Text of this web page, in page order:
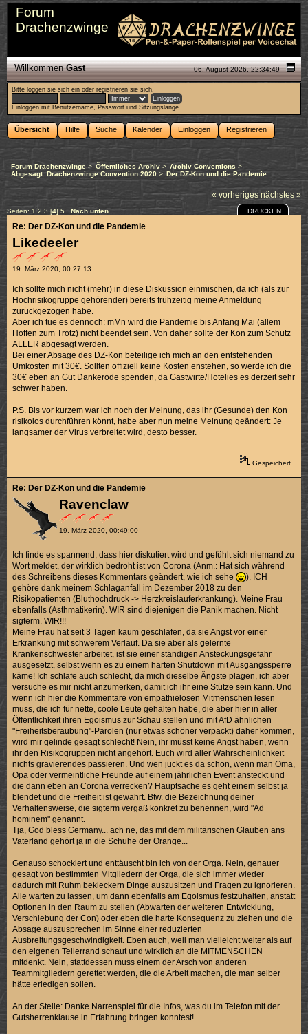
Forum
Drachenzwinge
06. August 2026, 22:34:49
WillkommenGast
Bitte loggen sie sich ein oderregistrieren sie sich.
Einloggen mit Benutzername, Passwort und Sitzungslänge
Übersicht Hilfe Suche Kalender Einloggen Registrieren
Forum Drachenzwinge > Öffentliches Archiv> Archiv Conventions >
Abgesagt: Drachenzwinge Convention 2020 > Der DZ-Kon und die Pandemie
« vorheriges nächstes »
Seiten: 1 2 3 [4] 5 Nach unten DRUCKEN
Likedeeler
19. März 2020, 00:27:13
Re: Der DZ-Kon und die Pandemie
Ich sollte mich nicht (mehr) in diese Diskussion einmischen, da ich (als zur
Hochrisikogruppe gehörender) bereits frühzeitig meine Anmeldung
zurückgezogen habe.
Aber ich tue es dennoch: mMn wird die Pandemie bis Anfang Mai (allem
Hoffen zum Trotz) nicht beendet sein. Von daher sollte der Kon zum Schutz
ALLER abgesagt werden.
Bei einer Absage des DZ-Kon beteilige ich mich an den entstehenden
Umkosten mit 30€. Sollten offiziell keine Kosten enstehen, so werde ich die
30€ eben an Gut Dankerode spenden, da Gastwirte/Hotelies es derzeit sehr
schwer haben.
P.S. Bis vor kurzem war ich noch der Meinung, das ihr (Gesunde) den Kon
risikolos durchführen könnt, habe aber nun meine Meinung geändert: Je
langsamer der Virus verbreitet wird, desto besser.
Gespeichert
Ravenclaw
19. März 2020, 00:49:00
Re: Der DZ-Kon und die Pandemie
Ich finde es spannend, dass hier diskutiert wird und gefühlt sich niemand zu
Wort meldet, der wirklich bedroht ist von Corona (Anm.: Hat sich während
des Schreibens dieses Kommentars geändert, wie ich sehe
). ICH
gehöre dank meinem Schlaganfall im Dezember 2018 zu den
Risikopatienten (Bluthochdruck -> Herzkreislauferkrankung). Meine Frau
ebenfalls (Asthmatikerin). WIR sind diejenigen die Panik machen. Nicht
sigterm. WIR!!!
Meine Frau hat seit 3 Tagen kaum geschlafen, da sie Angst vor einer
Erkrankung mit schwerem Verlauf. Da sie aber als gelernte
Krankenschwester arbeitet, ist sie einer ständigen Ansteckungsgefahr
ausgesetzt, selbst wenn es zu einem harten Shutdown mit Ausgangssperre
käme! Ich schlafe auch schlecht, da mich dieselbe Ängste plagen, ich aber
versuche es mir nicht anzumerken, damit ich ihr eine Stütze sein kann. Und
wenn ich hier die Kommentare von empathielosen Mitmenschen lesen
muss, die ich für nette, coole Leute gehalten habe, die aber hier in aller
Öffentlichkeit ihren Egoismus zur Schau stellen und mit AfD ähnlichen
"Freiheitsberaubung"-Parolen (nur etwas schöner verpackt) daher kommen,
wird mir gelinde gesagt schlecht! Nein, ihr müsst keine Angst haben, wenn
ihr den Risikogruppen nicht angehört. Euch wird aller Wahrscheinlichkeit
nichts gravierendes passieren. Und wen juckt es da schon, wenn man Oma,
Opa oder vermeintliche Freunde auf einem jährlichen Event ansteckt und
die dann eben an Corona verrecken? Hauptsache es geht einem selbst ja
blendet und die Freiheit ist gewahrt. Btw. die Bezeichnung deiner
Verhaltensweise, die sigterm vergaß konkret zu benennen, wird "Ad
hominem" genannt.
Tja, God bless Germany... ach ne, das mit dem militärischen Glauben ans
Vaterland gehört ja in die Schuhe der Orange...
Genauso schockiert und enttäuscht bin ich von der Orga. Nein, genauer
gesagt von bestimmten Mitgliedern der Orga, die sich immer wieder
dadurch mit Ruhm bekleckern Dinge auszusitzen und Fragen zu ignorieren.
Alle warten zu lassen, um dann ebenfalls am Egoismus festzuhalten, anstatt
Optionen in den Raum zu stellen (Abwarten der weiteren Entwicklung,
Verschiebung der Con) oder eben die harte Konsequenz zu ziehen und die
Absage auszusprechen im Sinne einer reduzierten
Ausbreitungsgeschwindigkeit. Eben auch, weil man vielleicht weiter als auf
den eigenen Tellerrand schaut und wirklich an die MITMENSCHEN
mitdenkt. Nein, stattdessen muss einem der Arsch von anderen
Teammitgliedern gerettet werden, die die Arbeit machen, die man selber
hätte erledigen sollen.
An der Stelle: Danke Narrenspiel für die Infos, was du im Telefon mit der
Gutsherrenklause in Erfahrung bringen konntest!